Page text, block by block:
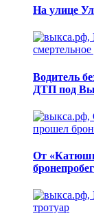
На улице
Водитель
ДТП под
От